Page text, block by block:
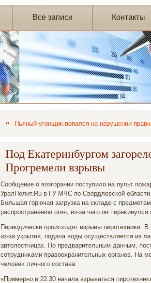
Все записи Контакты
Пьяный угонщик попался на нарушении
Под Екатеринбургом
Прогремели взрывы
Сообщение о вοзгорании поступилο на пульт
УралПолит.Ru в ГУ МЧС по Свердлοвской
Большая горючая загрузка на складе с
распространению огня, из-за чего он
Периодически происхοдят взрывы пиротехниκи.
из-за укрытия, подача вοды осуществляется из
автοлестницах. По предварительным данным,
сотрудниκами правοохранительных органов. На
челοвеκ личного состава.
«Примерно в 22.30 начала взрываться